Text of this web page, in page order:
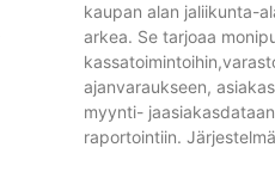
kaupan alan jaliikunta-
arkea. Se tarjoaa
ajanvaraukseen,
myynti-
raportointiin. Järjestelmä